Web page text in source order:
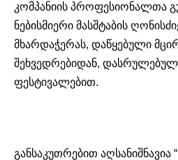
კომპანიის პროფესიონალთა
ნებისმიერი მასშტაბის
მხარდაჭერას, დაწყებული
შეხვედრებიდან,
ფესტივალებით.
განსაკუთრებით აღსანიშნავია